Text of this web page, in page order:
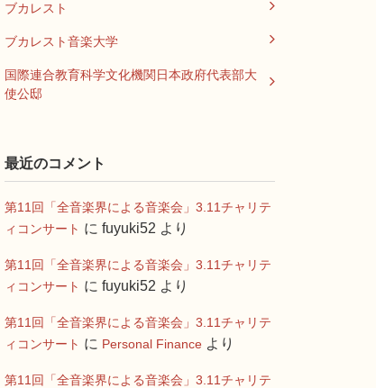
ブカレスト
ブカレスト音楽大学
国際連合教育科学文化機関日本政府代表部大
使公邸
最近のコメント
第11回「全音楽界による音楽会」3.11チャリテ
ィコンサート に fuyuki52 より
第11回「全音楽界による音楽会」3.11チャリテ
ィコンサート に fuyuki52 より
第11回「全音楽界による音楽会」3.11チャリテ
ィコンサート に Personal Finance より
第11回「全音楽界による音楽会」3.11チャリテ